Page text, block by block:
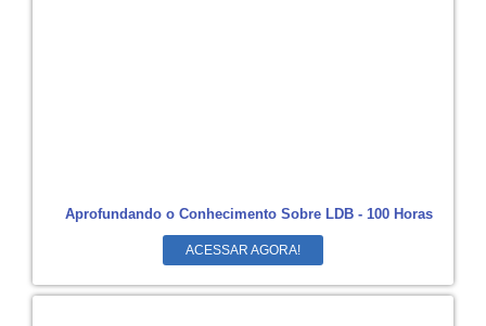
Aprofundando o Conhecimento Sobre LDB - 100 Horas
ACESSAR AGORA!